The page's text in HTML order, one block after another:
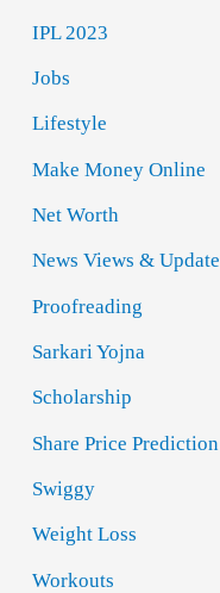
IPL 2023
Jobs
Lifestyle
Make Money Online
Net Worth
News Views & Update
Proofreading
Sarkari Yojna
Scholarship
Share Price Prediction
Swiggy
Weight Loss
Workouts